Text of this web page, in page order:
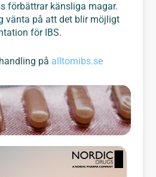
förbättrar känsliga magar.
vänta på att det blir möjligt
för IBS.
på alltomibs.se